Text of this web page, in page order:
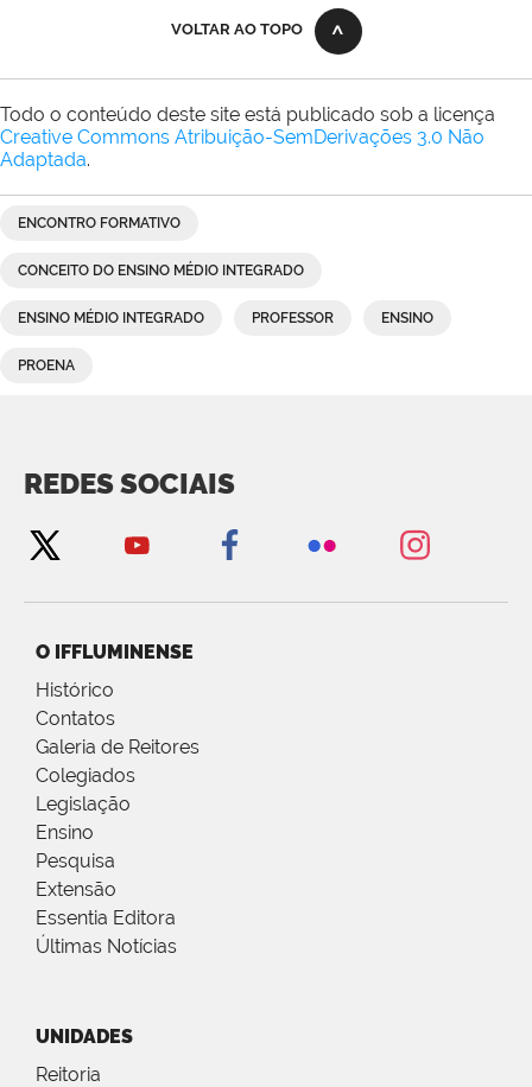
VOLTAR AO TOPO
Todo o conteúdo deste site está publicado sob a licença
Creative Commons Atribuição-SemDerivações 3.0 Não
Adaptada.
ENCONTRO FORMATIVO
CONCEITO DO ENSINO MÉDIO INTEGRADO
ENSINO MÉDIO INTEGRADO PROFESSOR ENSINO
PROENA
REDES SOCIAIS
O IFFLUMINENSE
Histórico
Contatos
Galeria de Reitores
Colegiados
Legislação
Ensino
Pesquisa
Extensão
Essentia Editora
Últimas Notícias
UNIDADES
Reitoria